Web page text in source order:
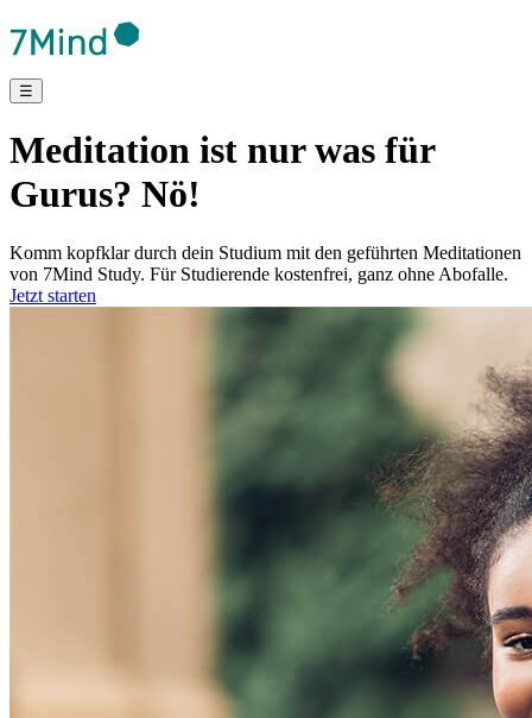
☰
Meditation ist nur was für
Gurus? Nö!
Komm kopfklar durch dein Studium mit den geführten Meditationen
von 7Mind Study. Für Studierende kostenfrei, ganz ohne Abofalle.
Jetzt starten